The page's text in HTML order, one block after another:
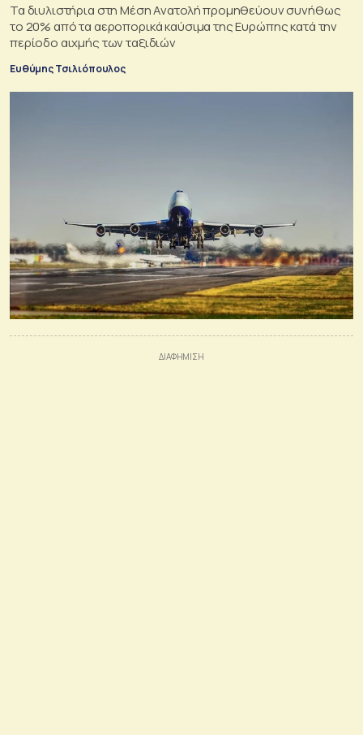
Τα διυλιστήρια στη Μέση Ανατολή προμηθεύουν συνήθως
το 20% από τα αεροπορικά καύσιμα της Ευρώπης κατά την
περίοδο αιχμής των ταξιδιών
Ευθύμης Τσιλιόπουλος